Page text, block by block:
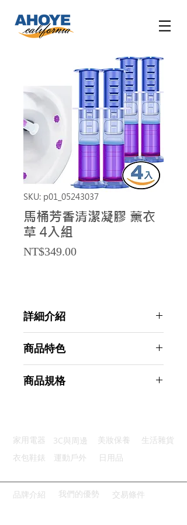
SKU: p01_05243037
馬桶芳香清潔凝膠 薰衣
草 4入組
NT$349.00Price
詳細介紹
商品特色
自動清潔：沖水自動釋放清潔泡沫
商品規格
主要材質：塑膠、芳香凝膠
商品尺寸：20*5*5cm
產地名稱：中國大陸
代理商：亞桓有限公司
家用電器 3C與周邊 美妝保養
生活雜貨
衣包鞋錶
運動戶外 日用品
品牌介紹 我們的優勢 交易條件